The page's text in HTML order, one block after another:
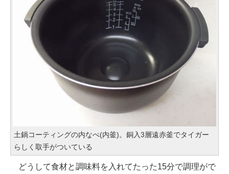
土鍋コーティングの内なべ(内釜)。銅入3層遠赤釜でタイガー
らしく取手がついている
どうして食材と調味料を入れてたった15分で調理がで